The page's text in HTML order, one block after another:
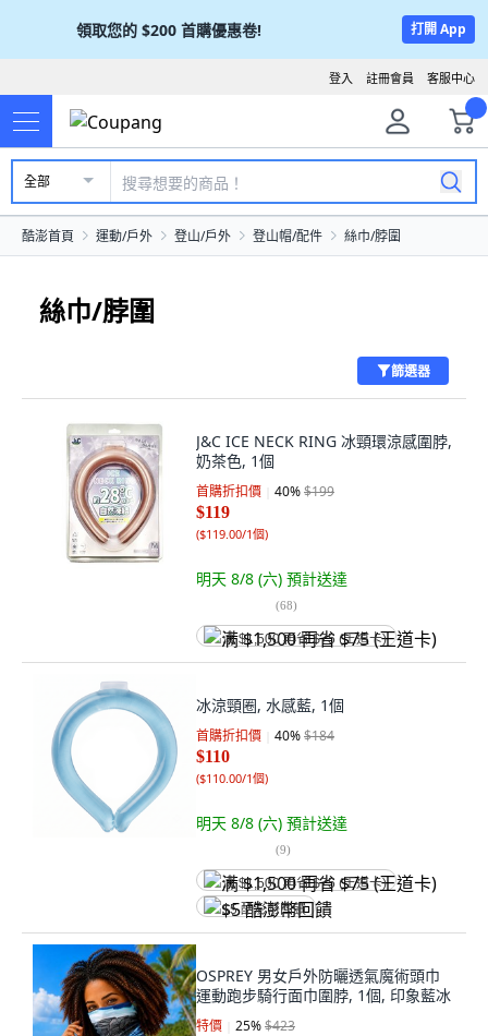
領取您的 $200 首購優惠卷! 打開 App
客服中心
註冊會員
登入
全部
酷澎首頁 運動/戶外 登山/戶外 登山帽/配件 絲巾/脖圍
絲巾/脖圍
篩選器
J&C ICE NECK RING 冰頸環涼感圍脖,
奶茶色, 1個
首購折扣價 40%$199
$119
($119.00/1個)
明天 8/8 (六) 預計送達
(68)
满 $1,500 再省 $75 (王道卡)
冰涼頸圈, 水感藍, 1個
首購折扣價 40%$184
$110
($110.00/1個)
明天 8/8 (六) 預計送達
(9)
满 $1,500 再省 $75 (王道卡)
$5 酷澎幣回饋
OSPREY 男女戶外防曬透氣魔術頭巾
運動跑步騎行面巾圍脖, 1個, 印象藍冰
特價 25%$423